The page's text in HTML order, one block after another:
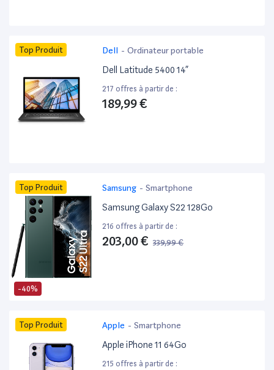
Top Produit Dell - Ordinateur portable
Dell Latitude 5400 14”
217 offres à partir de :
189,99 €
-40%
Top Produit Samsung - Smartphone
Samsung Galaxy S22 128Go
216 offres à partir de :
203,00 € 339,99 €
Top Produit Apple - Smartphone
Apple iPhone 11 64Go
215 offres à partir de :